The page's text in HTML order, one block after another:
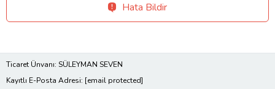
Hata Bildir
Ticaret Ünvanı: SÜLEYMAN SEVEN
Kayıtlı E-Posta Adresi: [email protected]